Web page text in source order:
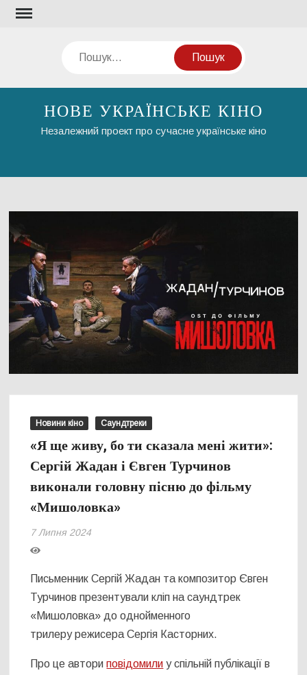
Перейти
Пошук
НОВЕ УКРАЇНСЬКЕ КІНО
Незалежний проект про сучасне українське кіно
Новини кіно Саундтреки
«Я ще живу, бо ти сказала мені жити»:
Сергій Жадан і Євген Турчинов
виконали головну пісню до фільму
«Мишоловка»
7 Липня 2024
Письменник Сергій Жадан та композитор Євген
Турчинов презентували кліп на саундтрек
«Мишоловка» до однойменного
трилеру режисера Сергія Касторних.
Про це авториповідомили у спільній публікації в